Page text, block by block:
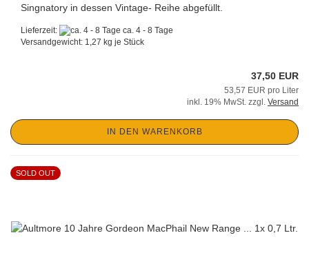
Singnatory in dessen Vintage- Reihe abgefüllt.
Lieferzeit:
ca. 4 - 8 Tage
Versandgewicht: 1,27 kg je Stück
37,50 EUR
53,57 EUR pro Liter
inkl. 19% MwSt. zzgl. Versand
IN DEN WARENKORB
SOLD OUT